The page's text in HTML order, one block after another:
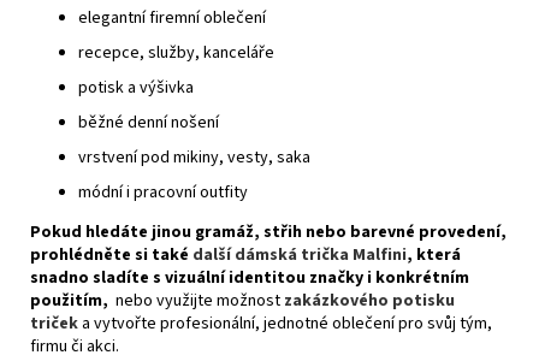
elegantní firemní oblečení
recepce, služby, kanceláře
potisk a výšivka
běžné denní nošení
vrstvení pod mikiny, vesty, saka
módní i pracovní outfity
Pokud hledáte jinou gramáž, střih nebo barevné provedení,
prohlédněte si také další dámská trička Malfini, která
snadno sladíte s vizuální identitou značky i konkrétním
použitím, nebo využijte možnost zakázkového potisku
triček a vytvořte profesionální, jednotné oblečení pro svůj tým,
firmu či akci.